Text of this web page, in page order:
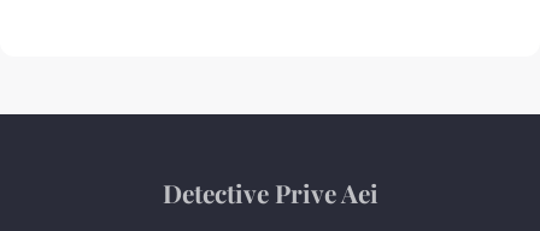
Detective Prive Aei